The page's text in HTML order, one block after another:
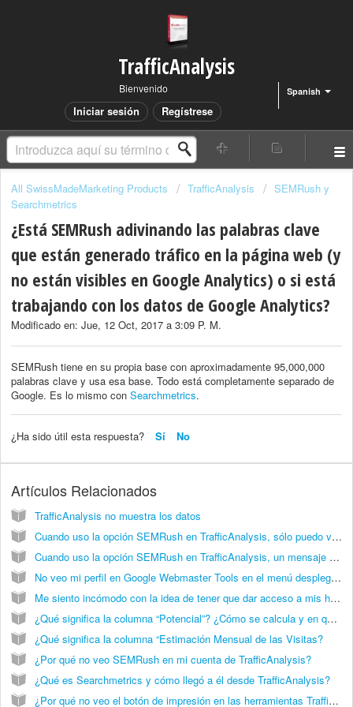
TrafficAnalysis
Spanish
Bienvenido
Iniciar sesión Regístrese
All SwissMadeMarketing Products TrafficAnalysis
SEMRush y
Searchmetrics
¿Está SEMRush adivinando las palabras clave
que están generado tráfico en la página web (y
no están visibles en Google Analytics) o si está
trabajando con los datos de Google Analytics?
Modificado en: Jue, 12 Oct, 2017 a 3:09 P. M.
SEMRush tiene en su propia base con aproximadamente 95,000,000
palabras clave y usa esa base. Todo está completamente separado de
Google. Es lo mismo con Searchmetrics.
¿Ha sido útil esta respuesta? Sí No
Artículos Relacionados
TrafficAnalysis no muestra los datos
Cuando uso la opción SEMRush en TrafficAnalysis, sólo puedo ver una palabra clave para mi dominio en TrafficAnalysis.
Cuando uso la opción SEMRush en TrafficAnalysis, un mensaje me dice que he llegado al límite de las 1000 palabras clave pero se que no es llegado al límite de las 1000 palabras clave.
No veo mi perfil en Google Webmaster Tools en el menú desplegable
Me siento incómodo con la idea de tener que dar acceso a mis herramientas. ¿Hay alguna manera de usar otro perfil sin que tenga que compartir mis accesos para las herramientas Webmaster Tools y Google Analytics?
¿Qué significa la columna “Potencial”? ¿Cómo se calcula y en que se basa?
¿Qué significa la columna “Estimación Mensual de las Visitas?
¿Por qué no veo SEMRush en mi cuenta de TrafficAnalysis?
¿Qué es Searchmetrics y cómo llegó a él desde TrafficAnalysis?
¿Por qué no veo el botón de impresión en las herramientas TrafficAnalysis o SECockpit?